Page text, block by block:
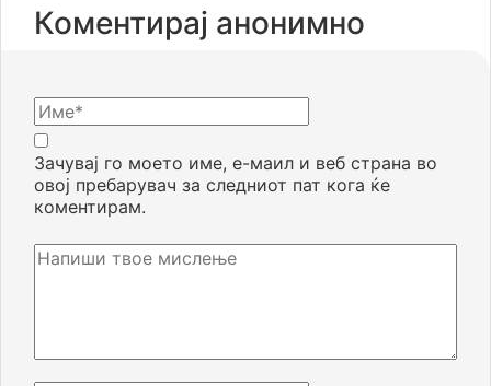
Коментирај анонимно
Зачувај го моето име, е-маил и веб страна во
овој пребарувач за следниот пат кога ќе
коментирам.